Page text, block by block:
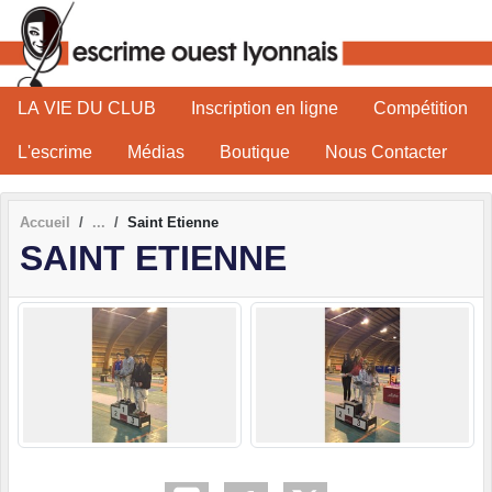
LA VIE DU CLUB Inscription en ligne Compétition
L'escrime Médias Boutique Nous Contacter
Accueil Saint Etienne
SAINT ETIENNE
Panneau de gestion des cookies